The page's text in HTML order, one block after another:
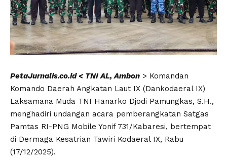
PetaJurnalis.co.id < TNI AL, Ambon > Komandan
Komando Daerah Angkatan Laut IX (Dankodaeral IX)
Laksamana Muda TNI Hanarko Djodi Pamungkas, S.H.,
menghadiri undangan acara pemberangkatan Satgas
Pamtas RI-PNG Mobile Yonif 731/Kabaresi, bertempat
di Dermaga Kesatrian Tawiri Kodaeral IX, Rabu
(17/12/2025).